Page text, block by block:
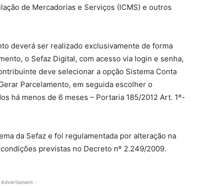
de Mercadorias e Serviços (ICMS) e outros
deverá ser realizado exclusivamente de forma
o Sefaz Digital, com acesso via login e senha,
deve selecionar a opção Sistema Conta
Parcelamento, em seguida escolher o
há menos de 6 meses – Portaria 185/2012 Art. 1º-
da Sefaz e foi regulamentada por alteração na
previstas no Decreto nº 2.249/2009.
-